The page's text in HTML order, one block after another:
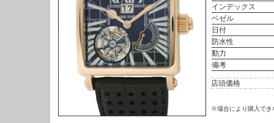
インデックス
ベゼル
日付
防水性
動力
備考
店頭価格
※場合により購入でき